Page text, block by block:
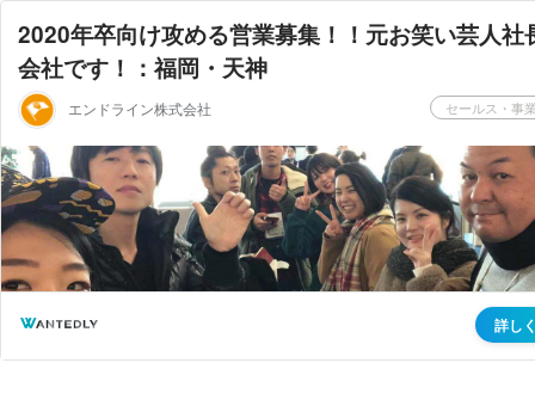
2020年卒向け攻める営業募集！！元お笑い芸人社
会社です！：福岡・天神
エンドライン株式会社 セールス・事
詳し